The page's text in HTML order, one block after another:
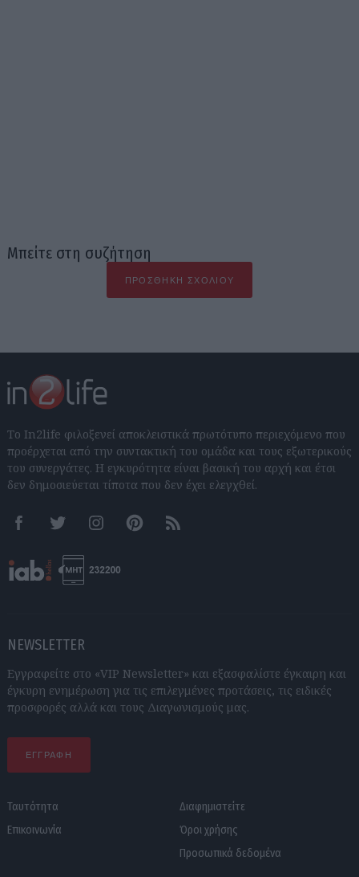
Μπείτε στη συζήτηση
ΠΡΟΣΘΉΚΗ ΣΧΟΛΊΟΥ
Το In2life φιλοξενεί αποκλειστικά πρωτότυπο περιεχόμενο που
προέρχεται από την συντακτική του ομάδα και τους εξωτερικούς
του συνεργάτες. Η εγκυρότητα είναι βασική του αρχή και έτσι
δεν δημοσιεύεται τίποτα που δεν έχει ελεγχθεί.
FacebookTwitter InstagramPinterestRSS feeds
NEWSLETTER
Εγγραφείτε στο «VIP Newsletter» και εξασφαλίστε έγκαιρη και
έγκυρη ενημέρωση για τις επιλεγμένες προτάσεις, τις ειδικές
προσφορές αλλά και τους Διαγωνισμούς μας.
ΕΓΓΡΑΦΗ
Ταυτότητα
Επικοινωνία
Διαφημιστείτε
Όροι χρήσης
Προσωπικά δεδομένα